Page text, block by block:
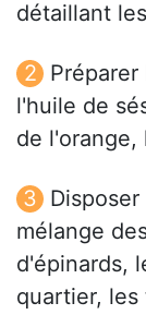
détaillant
l'huile de
de l'orange,
mélange
d'épinards,
quartier, les